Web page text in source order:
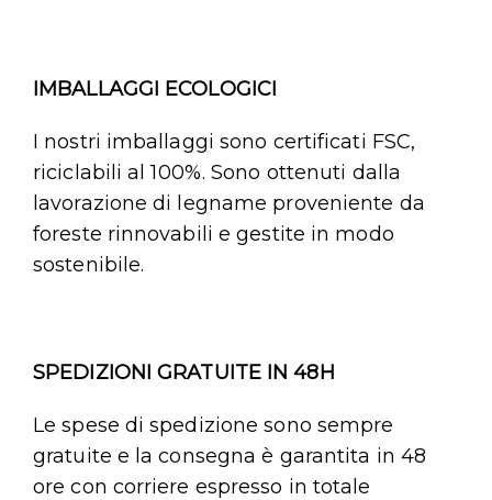
IMBALLAGGI ECOLOGICI
I nostri imballaggi sono certificati FSC,
riciclabili al 100%. Sono ottenuti dalla
lavorazione di legname proveniente da
foreste rinnovabili e gestite in modo
sostenibile.
SPEDIZIONI GRATUITE IN 48H
Le spese di spedizione sono sempre
gratuite e la consegna è garantita in 48
ore con corriere espresso in totale